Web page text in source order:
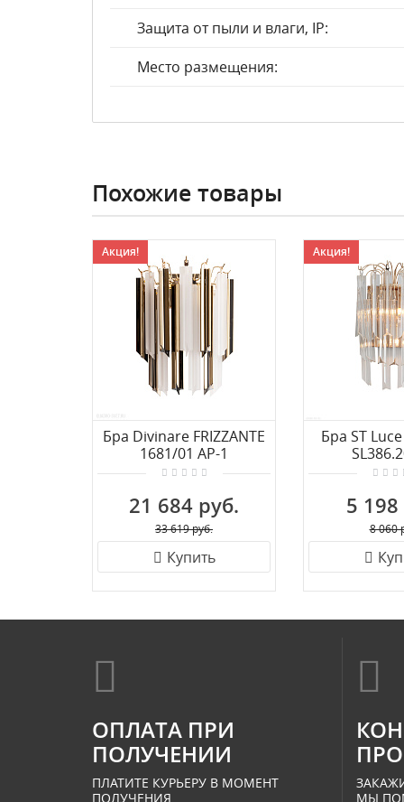
Защита от пыли и влаги, IP:
Место размещения:
Похожие товары
Акция!
Бра Divinare FRIZZANTE
1681/01 AP-1
21 684 руб.
33 619 руб.
Купить
Акция!
Бра ST
5
8 060
ОПЛАТА ПРИ
ПОЛУЧЕНИИ
ПЛАТИТЕ КУРЬЕРУ В МОМЕНТ
ПОЛУЧЕНИЯ.
МЫ